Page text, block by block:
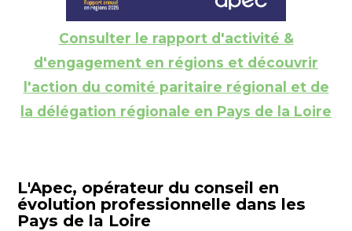
Consulter le rapport d'activité &
d'engagement en régions et découvrir
l'action du comité paritaire régional et de
la délégation régionale en Pays de la Loire
L'Apec, opérateur du conseil en
évolution professionnelle dans les
Pays de la Loire